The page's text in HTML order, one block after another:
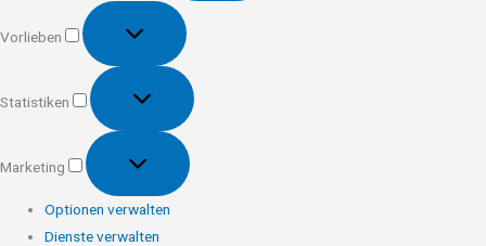
Vorlieben
Vorlieben
Statistiken
Statistiken
Marketing
Marketing
Optionen verwalten
Dienste verwalten